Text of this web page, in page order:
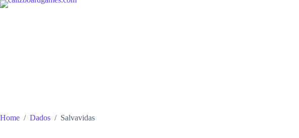
Skip
Home / Dados / Salvavidas